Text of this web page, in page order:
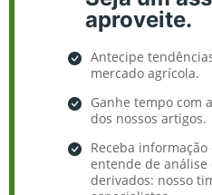
aproveite.
Antecipe
mercado agrícola.
Ganhe tempo com
dos nossos artigos.
Receba
entende de análise
derivados: nosso